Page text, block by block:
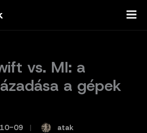
vs. MI: a
a gépek
09 atak